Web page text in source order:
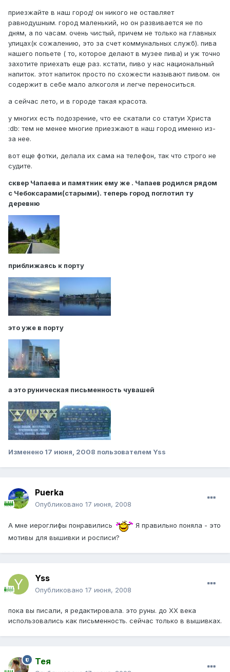
приезжайте в наш город! он никого не оставляет
равнодушным. город маленький, но он развивается не по
дням, а по часам. очень чистый, причем не только на главных
улицах(к сожалению, это за счет коммунальных служб). пива
нашего попьете ( то, которое делают в музее пива) и уж точно
захотите приехать еще раз. кстати, пиво у нас национальный
напиток. этот напиток просто по схожести называют пивом. он
содержит в себе мало алкоголя и легче переноситься.
а сейчас лето, и в городе такая красота.
у многих есть подозрение, что ее скатали со статуи Христа
:db: тем не менее многие приезжают в наш город именно из-
за нее.
вот еще фотки, делала их сама на телефон, так что строго не
судите.
сквер Чапаева и памятник ему же . Чапаев родился рядом
с Чебоксарами(старыми). теперь город поглотил ту
деревню
приближаясь к порту
это уже в порту
а это руническая письменность чувашей
Изменено 17 июня, 2008 пользователем Yss
Puerka
Опубликовано 17 июня, 2008
А мне иероглифы понравились
Я правильно поняла - это
мотивы для вышивки и росписи?
Yss
Опубликовано 17 июня, 2008
пока вы писали, я редактировала. это руны. до ХХ века
использовались как письменность. сейчас только в вышивках.
Тея